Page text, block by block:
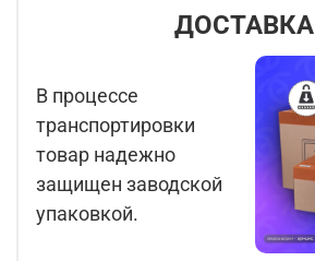
ДОСТАВКА
В процессе
транспортировки
товар надежно
защищен заводской
упаковкой.